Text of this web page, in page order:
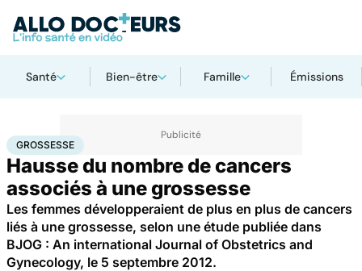
Santé Bien-être Famille Émissions
AccueilFamille Grossesse Grossesse
GROSSESSE
Hausse du nombre de cancers
associés à une grossesse
Les femmes développeraient de plus en plus de cancers
liés à une grossesse, selon une étude publiée dans
BJOG : An international Journal of Obstetrics and
Gynecology, le 5 septembre 2012.